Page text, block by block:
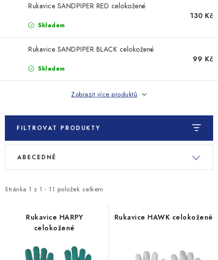
DROGERIE
MONTÁŽNÍ A STAVEBNÍ CHEMIE
KONTAKTY
O nás Kontakty
Náhradní plnění
Obchodní podmínky
GDPR
Rukavice SANDPIPER RED celokožené
Skladem
130 Kč
Rukavice SANDPIPER BLACK celokožené
Skladem
99 Kč
Zobrazit více produktů
FILTROVAT PRODUKTY
V
i
Stránka 1 z 1 - 11 položek celkem
Ř
e
ABECEDNĚ
Rukavice HARPY
celokožené
Rukavice HAWK celokožené